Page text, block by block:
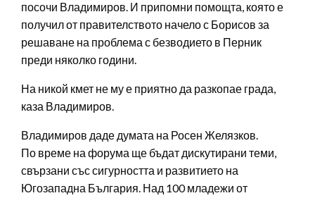
посочи Владимиров. И припомни помощта, която е
получил от правителството начело с Борисов за
решаване на проблема с безводието в Перник
преди няколко години.
На никой кмет не му е приятно да разкопае града,
каза Владимиров.
Владимиров даде думата на Росен Желязков.
По време на форума ще бъдат дискутирани теми,
свързани със сигурността и развитието на
Югозападна България. Над 100 младежи от